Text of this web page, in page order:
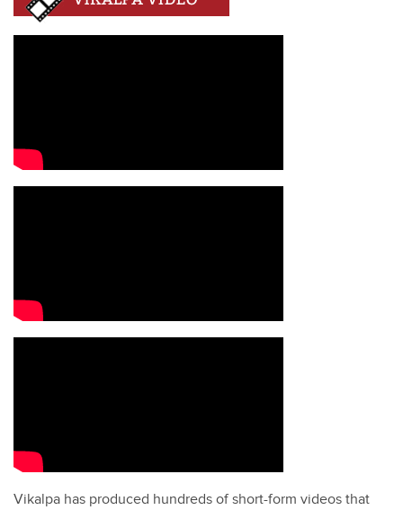
Vikalpa has produced hundreds of short-form videos that